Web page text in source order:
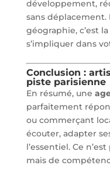
développement,
sans déplacement.
géographie, c’est
s’impliquer dans
Conclusion :
piste parisienne
En résumé, une
parfaitement
ou commerçant
écouter, adapter
l’essentiel. Ce
mais de